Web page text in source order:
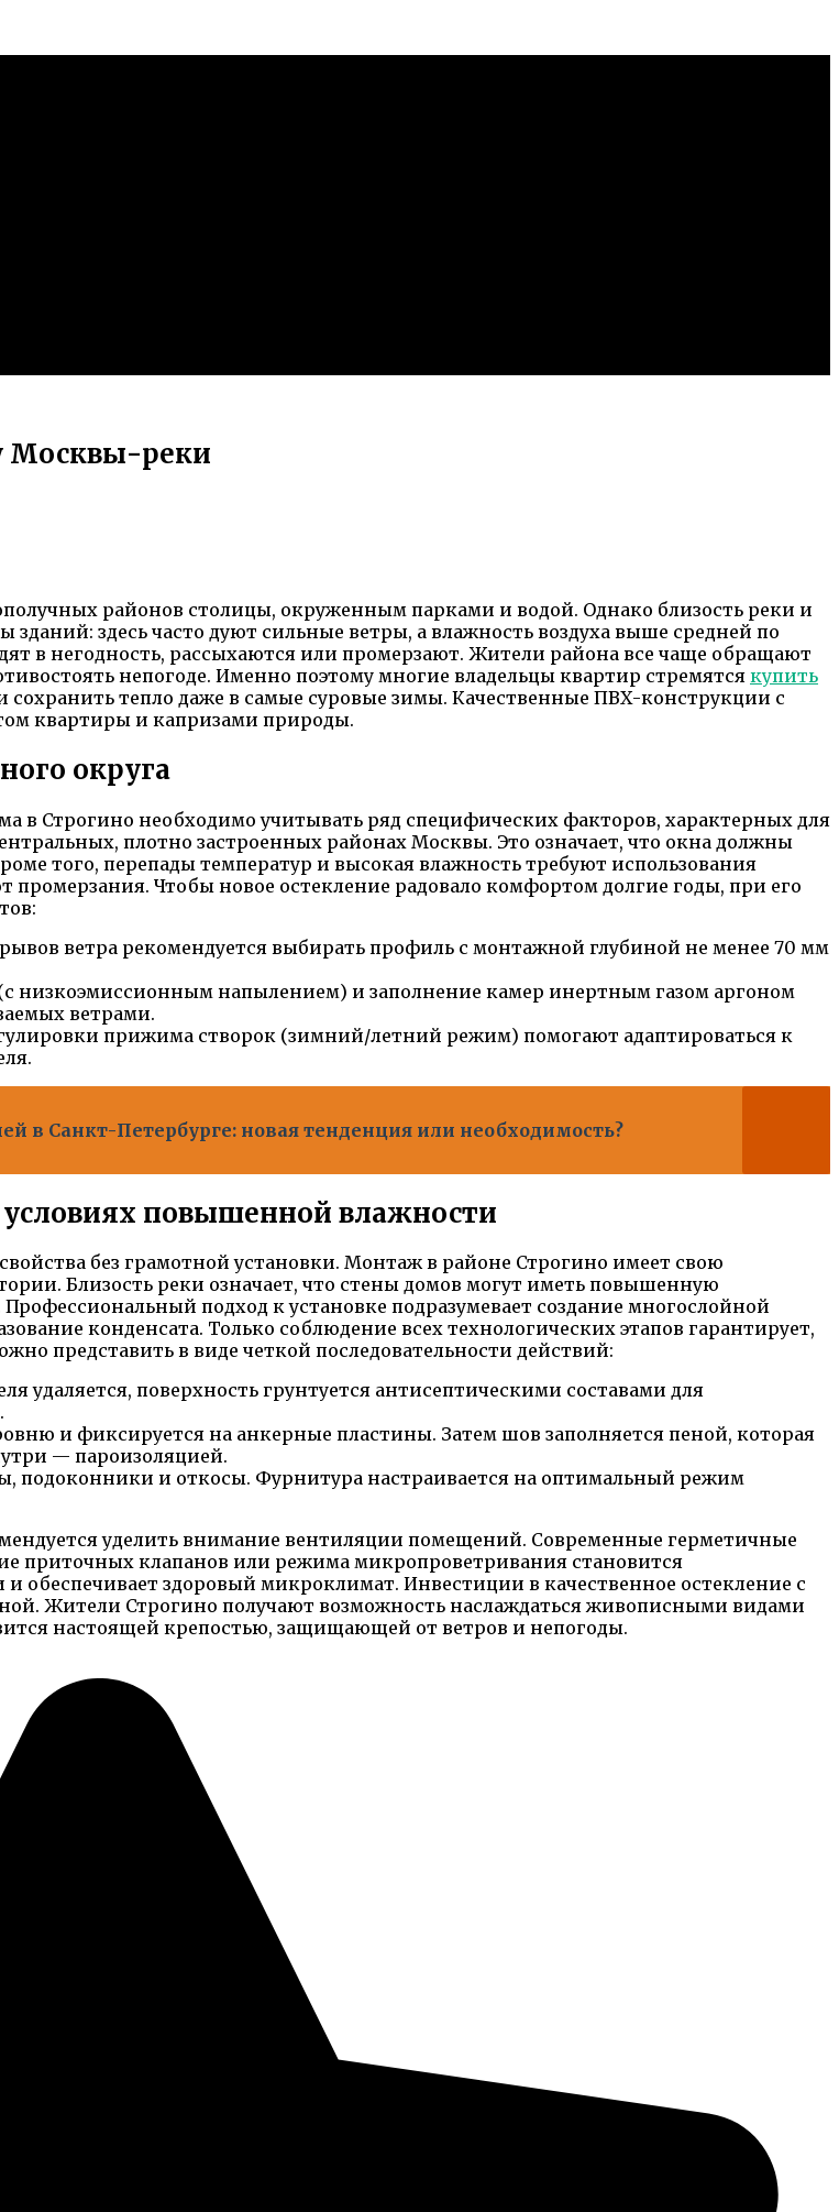
Москвы-реки
районов столицы, окруженным парками и водой. Однако близость реки и
здесь часто дуют сильные ветры, а влажность воздуха выше средней по
в негодность, рассыхаются или промерзают. Жители района все чаще обращают
непогоде. Именно поэтому многие владельцы квартир стремятся купить
сохранить тепло даже в самые суровые зимы. Качественные ПВХ-конструкции с
квартиры и капризами природы.
округа
в Строгино необходимо учитывать ряд специфических факторов, характерных для
плотно застроенных районах Москвы. Это означает, что окна должны
того, перепады температур и высокая влажность требуют использования
Чтобы новое остекление радовало комфортом долгие годы, при его
ветра рекомендуется выбирать профиль с монтажной глубиной не менее 70 мм
низкоэмиссионным напылением) и заполнение камер инертным газом аргоном
ветрами.
прижима створок (зимний/летний режим) помогают адаптироваться к
в Санкт-Петербурге: новая тенденция или необходимость?
повышенной влажности
без грамотной установки. Монтаж в районе Строгино имеет свою
Близость реки означает, что стены домов могут иметь повышенную
подход к установке подразумевает создание многослойной
конденсата. Только соблюдение всех технологических этапов гарантирует,
представить в виде четкой последовательности действий:
удаляется, поверхность грунтуется антисептическими составами для
и фиксируется на анкерные пластины. Затем шов заполняется пеной, которая
— пароизоляцией.
подоконники и откосы. Фурнитура настраивается на оптимальный режим
уделить внимание вентиляции помещений. Современные герметичные
приточных клапанов или режима микропроветривания становится
здоровый микроклимат. Инвестиции в качественное остекление с
Жители Строгино получают возможность наслаждаться живописными видами
настоящей крепостью, защищающей от ветров и непогоды.